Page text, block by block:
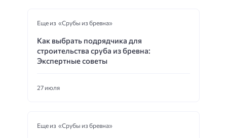
Еще из «Срубы из бревна»
Как выбрать подрядчика для
строительства сруба из бревна:
Экспертные советы
27 июля
Еще из «Срубы из бревна»